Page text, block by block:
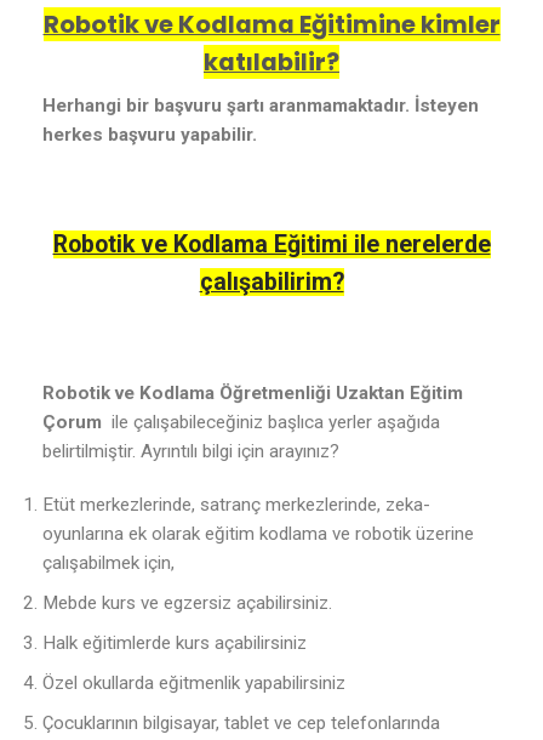
Robotik ve Kodlama Eğitimine kimler
katılabilir?
Herhangi bir başvuru şartı aranmamaktadır. İsteyen
herkes başvuru yapabilir.
Robotik ve Kodlama Eğitimi ile nerelerde
çalışabilirim?
Robotik ve Kodlama Öğretmenliği Uzaktan Eğitim
Çorum ile çalışabileceğiniz başlıca yerler aşağıda
belirtilmiştir. Ayrıntılı bilgi için arayınız?
Etüt merkezlerinde, satranç merkezlerinde, zeka-
oyunlarına ek olarak eğitim kodlama ve robotik üzerine
çalışabilmek için,
Mebde kurs ve egzersiz açabilirsiniz.
Halk eğitimlerde kurs açabilirsiniz
Özel okullarda eğitmenlik yapabilirsiniz
Çocuklarının bilgisayar, tablet ve cep telefonlarında